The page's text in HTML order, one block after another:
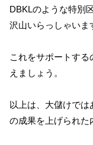
DBKLのような特別
沢山いらっしゃいま
これをサポートす
えましょう。
以上は、大儲けで
の成果を上げられた